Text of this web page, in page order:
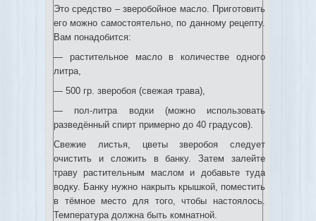
Это средство – зверобойное масло. Приготовить
его можно самостоятельно, по данному рецепту.
Вам понадобится:
— растительное масло в количестве одного
литра,
— 500 гр. зверобоя (свежая трава),
— пол-литра водки (можно использовать
разведённый спирт примерно до 40 градусов).
Свежие листья, цветы зверобоя следует
очистить и сложить в банку. Затем залейте
траву растительным маслом и добавьте туда
водку. Банку нужно накрыть крышкой, поместить
в тёмное место для того, чтобы настоялось.
Температура должна быть комнатной.